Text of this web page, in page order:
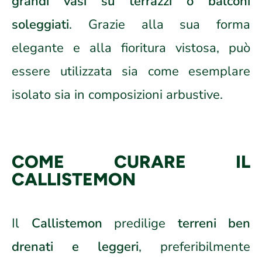
soleggiati. Grazie alla sua forma
elegante e alla fioritura vistosa, può
essere utilizzata sia come esemplare
isolato sia in composizioni arbustive.
COME CURARE IL
CALLISTEMON
Il Callistemon predilige terreni ben
drenati e leggeri, preferibilmente